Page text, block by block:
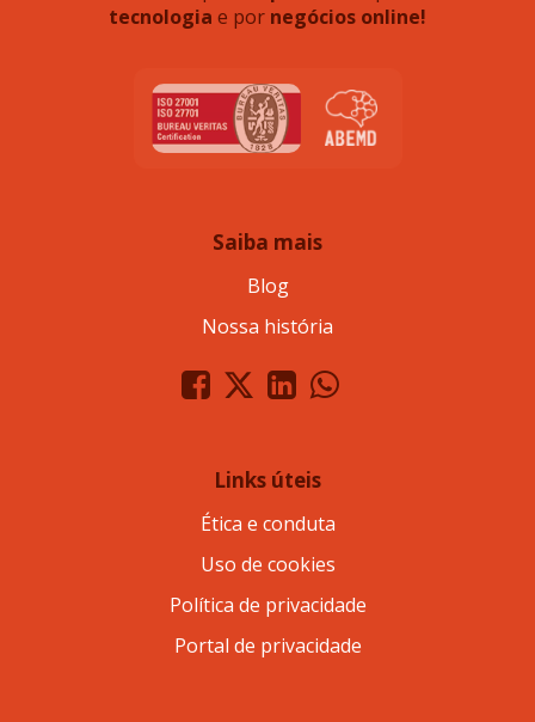
tecnologia e por negócios online!
Saiba mais
Blog
Nossa história
Links úteis
Ética e conduta
Uso de cookies
Política de privacidade
Portal de privacidade